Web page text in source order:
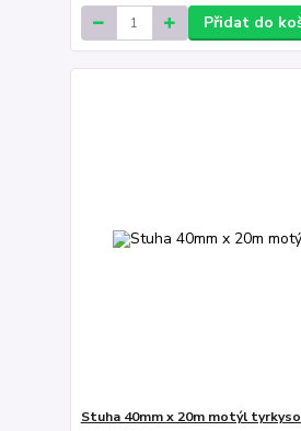
Přidat do
Stuha 40mm x 20m motýl